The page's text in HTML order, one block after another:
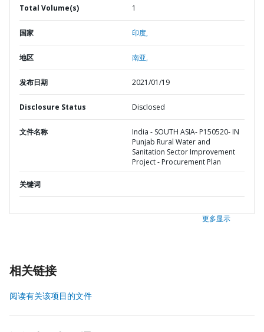
Total Volume(s) 1
国家 印度,
地区 南亚,
发布日期 2021/01/19
Disclosure Status Disclosed
文件名称
India - SOUTH ASIA- P150520- IN
Punjab Rural Water and
Sanitation Sector Improvement
Project - Procurement Plan
关键词
更多显示
相关链接
阅读有关该项目的文件